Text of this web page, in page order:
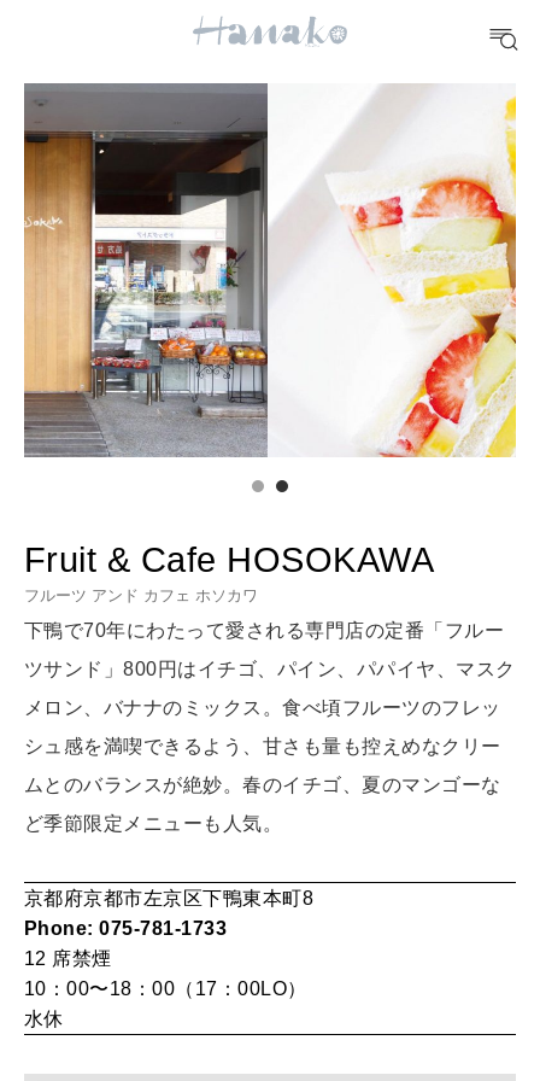
10 CATEGORIES
FOOD
TRAVEL
FORTUNE
明日のわたし
[12星座別] Weekly Holoscope
女神まり愛のタロットメッセージ
算命学がわかる今月のあなた
自分にやさしく
LEARN
知る、考える
MAMA
ママもいろいろ
SUSTAINABLE
わたしができること
CULTURE
Fruit & Cafe HOSOKAWA
フルーツ アンド カフェ ホソカワ
下鴨で70年にわたって愛される専門店の定番「フルー
ツサンド」800円はイチゴ、パイン、パパイヤ、マスク
メロン、バナナのミックス。食べ頃フルーツのフレッ
シュ感を満喫できるよう、甘さも量も控えめなクリー
ムとのバランスが絶妙。春のイチゴ、夏のマンゴーな
ど季節限定メニューも人気。
京都府京都市左京区下鴨東本町8
Phone: 075-781-1733
12 席禁煙
10：00〜18：00（17：00LO）
水休